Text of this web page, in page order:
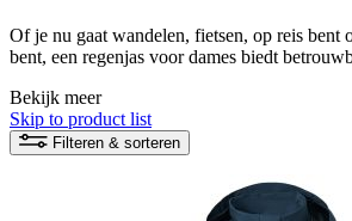
Of je nu gaat wandelen, fietsen, op reis bent
bent, een regenjas voor dames biedt
regenjassen voor dames, lichte
outdoorjassen voor uiteenlopende
model zorgen functionele materialen,
Bekijk meer
Skip to product list
Filteren & sorteren